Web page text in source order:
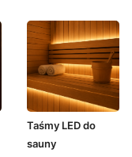
Taśmy LED do
sauny